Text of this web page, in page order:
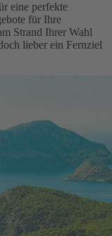
eine perfekte
für Ihre
Strand Ihrer Wahl
lieber ein Fernziel